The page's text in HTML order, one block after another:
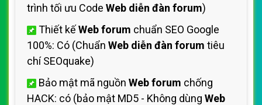
trình tối ưu Code Web diễn đàn forum)
Thiết kếWeb forum chuẩn SEO Google
100%: Có (Chuẩn Web diễn đàn forum tiêu
chí SEOquake)
Bảo mật mã nguồn Web forum chống
HACK: có (bảo mật MD5 - Không dùng Web